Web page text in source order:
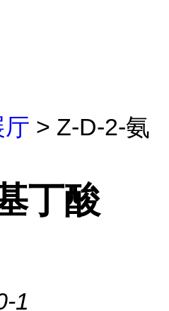
厅 > Z-D-2-氨
丁酸
1